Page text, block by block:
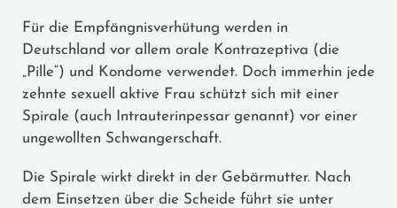
Für die Empfängnisverhütung werden in
Deutschland vor allem orale Kontrazeptiva (die
„Pille“) und Kondome verwendet. Doch immerhin jede
zehnte sexuell aktive Frau schützt sich mit einer
Spirale (auch Intrauterinpessar genannt) vor einer
ungewollten Schwangerschaft.
Die Spirale wirkt direkt in der Gebärmutter. Nach
dem Einsetzen über die Scheide führt sie unter